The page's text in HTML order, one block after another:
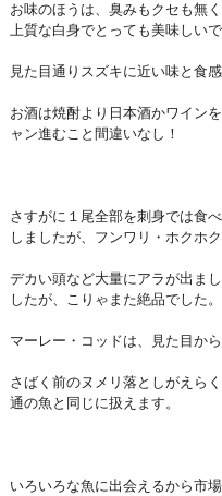
お味のほうは、臭みもクセも無
上質な白身でとっても美味しいで
見た目通りスズキに近い味と食
お酒は焼酎より日本酒かワイン
ャン進むこと間違いなし！
さすがに１尾全部を刺身では食
しましたが、フンワリ・ホクホ
デカい頭など大量にアラが出ま
したが、こりゃまた絶品でした。
マーレー・コッドは、見た目か
さばく前のヌメリ落としがえら
通の魚と同じに扱えます。
いろいろな魚に出会えるから市場